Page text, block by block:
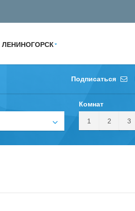
ЛЕНИНОГОРСК
Подписаться
Комнат
1 2 3